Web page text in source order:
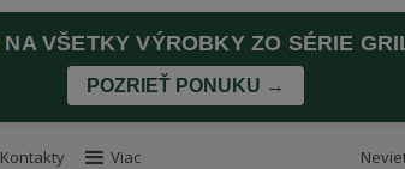
NA VŠETKY VÝROBKY ZO SÉRIE
POZRIEŤ PONUKU →
Kontakty Viac